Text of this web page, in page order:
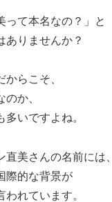
って本名なの？」と
ありませんか？
からこそ、
か、
いですよね。
美さんの名前には、
際的な背景が
れています。